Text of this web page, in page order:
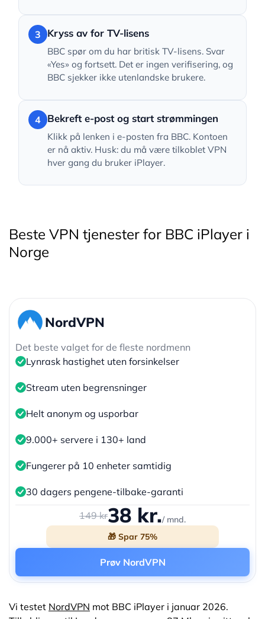
3 Kryss av for TV-lisens
BBC spør om du har britisk TV-lisens. Svar
«Yes» og fortsett. Det er ingen verifisering, og
BBC sjekker ikke utenlandske brukere.
4 Bekreft e-post og start strømmingen
Klikk på lenken i e-posten fra BBC. Kontoen
er nå aktiv. Husk: du må være tilkoblet VPN
hver gang du bruker iPlayer.
Beste VPN tjenester for BBC iPlayer i
Norge
NordVPN
Det beste valget for de fleste nordmenn
Lynrask hastighet uten forsinkelser
Stream uten begrensninger
Helt anonym og usporbar
9.000+ servere i 130+ land
Fungerer på 10 enheter samtidig
30 dagers pengene-tilbake-garanti
149 kr38 kr./ mnd.
🎁 Spar 75%
Prøv NordVPN
Vi testet NordVPN mot BBC iPlayer i januar 2026.